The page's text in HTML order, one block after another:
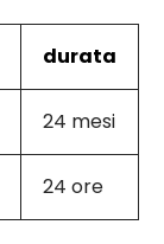
durata
24 mesi
24 ore